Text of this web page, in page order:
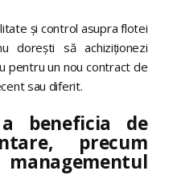
și control asupra flotei
dorești să achiziționezi
pentru un nou contract de
sau diferit.
beneficia de
precum